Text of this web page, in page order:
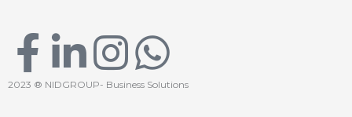
F
a
L
i
I
n
W
h
2023 ® NIDGROUP- Business Solutions